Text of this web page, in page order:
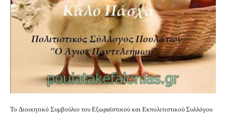
Το Διοικητικό Συμβούλιο του Εξωραϊστικού και Εκπολιτιστικού Συλλόγου